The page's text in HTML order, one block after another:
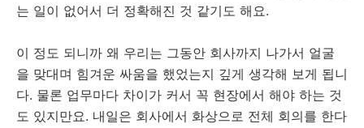
는 일이 없어서 더 정확해진 것 같기도 해요.
이 정도 되니까 왜 우리는 그동안 회사까지 나가서 얼굴
을 맞대며 힘겨운 싸움을 했었는지 깊게 생각해 보게 됩니
다. 물론 업무마다 차이가 커서 꼭 현장에서 해야 하는 것
도 있지만요. 내일은 회사에서 화상으로 전체 회의를 한다